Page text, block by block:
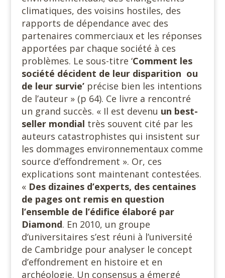
climatiques, des voisins hostiles, des
rapports de dépendance avec des
partenaires commerciaux et les réponses
apportées par chaque société à ces
problèmes. Le sous-titre ‘Comment les
société décident de leur disparition ou
de leur survie’précise bien les intentions
de l’auteur » (p 64). Ce livre a rencontré
un grand succès. « Il est devenu un best-
seller mondial très souvent cité par les
auteurs catastrophistes qui insistent sur
les dommages environnementaux comme
source d’effondrement ». Or, ces
explications sont maintenant contestées.
« Des dizaines d’experts, des centaines
de pages ont remis en question
l’ensemble de l’édifice élaboré par
Diamond. En 2010, un groupe
d‘universitaires s’est réuni à l’université
de Cambridge pour analyser le concept
d’effondrement en histoire et en
archéologie. Un consensus a émergé